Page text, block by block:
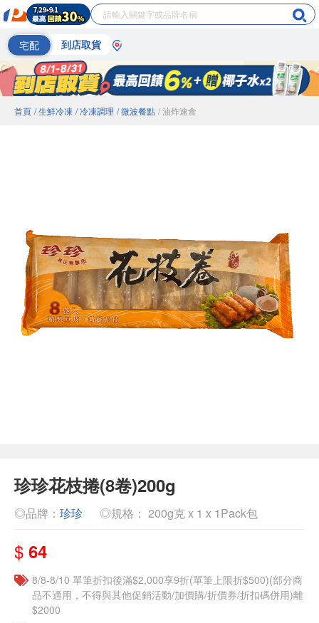
宅配 到店取貨
首頁 / 生鮮冷凍 / 冷凍調理 / 微波餐點 / 油炸速食
珍珍花枝捲(8卷)200g
◎品牌： 珍珍 ◎規格： 200g克 x 1 x 1Pack包
$ 64
8/8-8/10 單筆折扣後滿$2,000享9折(單筆上限折$500)(部分商
品不適用，不得與其他促銷活動/加價購/折價券/折扣碼併用)離
$2000